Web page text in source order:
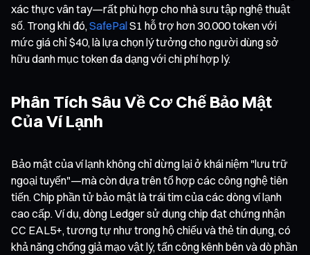
xác thực vân tay—rất phù hợp cho nhà sưu tập nghệ thuật
số. Trong khi đó, SafePalS1 hỗ trợ hơn 30.000 token với
mức giá chỉ $40, là lựa chọn lý tưởng cho người dùng sở
hữu danh mục token đa dạng với chi phí hợp lý.
Phân Tích Sâu Về Cơ Chế Bảo Mật
Của Ví Lạnh
Bảo mật của ví lạnh không chỉ dừng lại ở khái niệm "lưu trữ
ngoại tuyến"—mà còn dựa trên tổ hợp các công nghệ tiên
tiến. Chip phần tử bảo mật là trái tim của các dòng ví lạnh
cao cấp. Ví dụ, dòng Ledger sử dụng chip đạt chứng nhận
CC EAL5+, tương tự như trong hộ chiếu và thẻ tín dụng, có
khả năng chống giả mạo vật lý, tấn công kênh bên và dò phần